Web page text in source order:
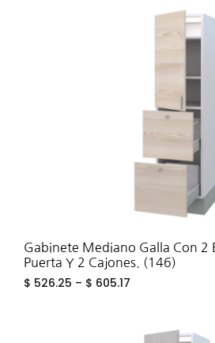
Gabinete Mediano Galla Con 2
Puerta Y 2 Cajones. (146)
$ 526.25 – $ 605.17